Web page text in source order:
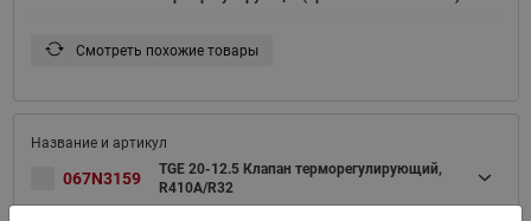
Смотреть похожие товары
067N3159
TGE 20-12.5 Клапан терморегулирующий,
R410A/R32